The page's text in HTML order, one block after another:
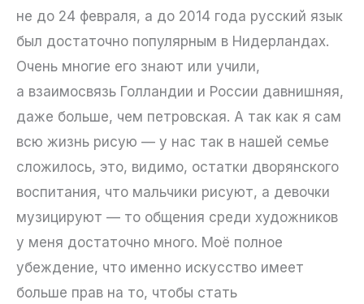
не до 24 февраля, а до 2014 года русский язык
был достаточно популярным в Нидерландах.
Очень многие его знают или учили,
а взаимосвязь Голландии и России давнишняя,
даже больше, чем петровская. А так как я сам
всю жизнь рисую — у нас так в нашей семье
сложилось, это, видимо, остатки дворянского
воспитания, что мальчики рисуют, а девочки
музицируют — то общения среди художников
у меня достаточно много. Моё полное
убеждение, что именно искусство имеет
больше прав на то, чтобы стать